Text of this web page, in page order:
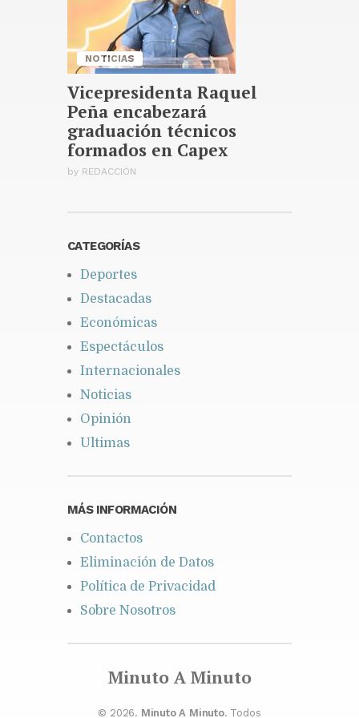
Publicado hace 13 horas
NOTICIAS
Vicepresidenta Raquel
Peña encabezará
graduación técnicos
formados en Capex
by REDACCIÓN
CATEGORÍAS
Deportes
Destacadas
Económicas
Espectáculos
Internacionales
Noticias
Opinión
Ultimas
MÁS INFORMACIÓN
Contactos
Eliminación de Datos
Política de Privacidad
Sobre Nosotros
Minuto A Minuto
© 2026. Minuto A Minuto. Todos